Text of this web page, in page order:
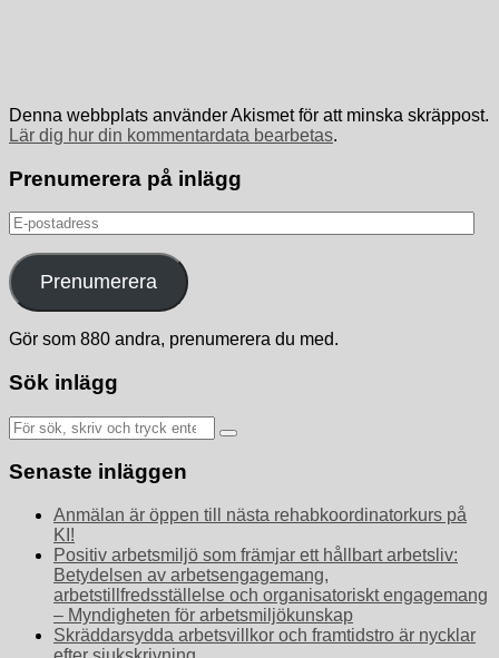
Denna webbplats använder Akismet för att minska skräppost.
Lär dig hur din kommentardata bearbetas.
Prenumerera på inlägg
E-
postadress
Prenumerera
Gör som 880 andra, prenumerera du med.
Sök inlägg
Sök
efter:
Senaste inläggen
Anmälan är öppen till nästa rehabkoordinatorkurs på
KI!
Positiv arbetsmiljö som främjar ett hållbart arbetsliv:
Betydelsen av arbetsengagemang,
arbetstillfredsställelse och organisatoriskt engagemang
– Myndigheten för arbetsmiljökunskap
Skräddarsydda arbetsvillkor och framtidstro är nycklar